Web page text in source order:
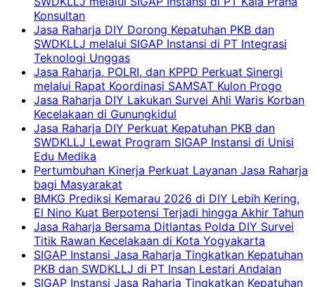
Konsultan
Jasa Raharja DIY Dorong Kepatuhan PKB dan
SWDKLLJ melalui SIGAP Instansi di PT Integrasi
Teknologi Unggas
Jasa Raharja, POLRI, dan KPPD Perkuat Sinergi
melalui Rapat Koordinasi SAMSAT Kulon Progo
Jasa Raharja DIY Lakukan Survei Ahli Waris Korban
Kecelakaan di Gunungkidul
Jasa Raharja DIY Perkuat Kepatuhan PKB dan
SWDKLLJ Lewat Program SIGAP Instansi di Unisi
Edu Medika
Pertumbuhan Kinerja Perkuat Layanan Jasa Raharja
bagi Masyarakat
BMKG Prediksi Kemarau 2026 di DIY Lebih Kering,
El Nino Kuat Berpotensi Terjadi hingga Akhir Tahun
Jasa Raharja Bersama Ditlantas Polda DIY Survei
Titik Rawan Kecelakaan di Kota Yogyakarta
SIGAP Instansi Jasa Raharja Tingkatkan Kepatuhan
PKB dan SWDKLLJ di PT Insan Lestari Andalan
SIGAP Instansi Jasa Raharja Tingkatkan Kepatuhan